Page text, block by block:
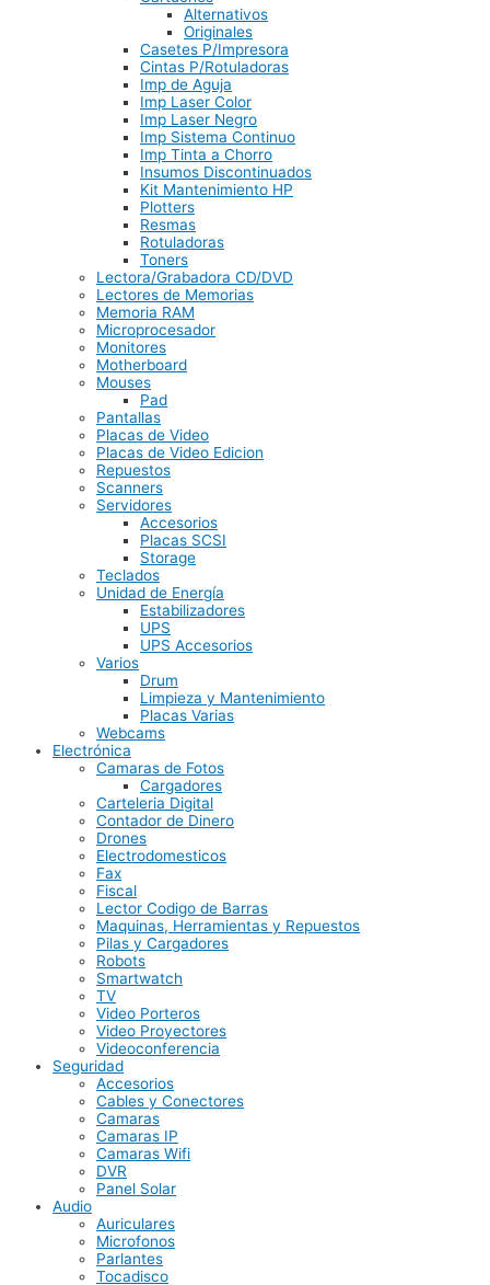
Alternativos
Originales
Casetes P/Impresora
Cintas P/Rotuladoras
Imp de Aguja
Imp Laser Color
Imp Laser Negro
Imp Sistema Continuo
Imp Tinta a Chorro
Insumos Discontinuados
Kit Mantenimiento HP
Plotters
Resmas
Rotuladoras
Toners
Lectora/Grabadora CD/DVD
Lectores de Memorias
Memoria RAM
Microprocesador
Monitores
Motherboard
Mouses
Pad
Pantallas
Placas de Video
Placas de Video Edicion
Repuestos
Scanners
Servidores
Accesorios
Placas SCSI
Storage
Teclados
Unidad de Energía
Estabilizadores
UPS
UPS Accesorios
Varios
Drum
Limpieza y Mantenimiento
Placas Varias
Webcams
Electrónica
Camaras de Fotos
Cargadores
Carteleria Digital
Contador de Dinero
Drones
Electrodomesticos
Fax
Fiscal
Lector Codigo de Barras
Maquinas, Herramientas y Repuestos
Pilas y Cargadores
Robots
Smartwatch
TV
Video Porteros
Video Proyectores
Videoconferencia
Seguridad
Accesorios
Cables y Conectores
Camaras
Camaras IP
Camaras Wifi
DVR
Panel Solar
Audio
Auriculares
Microfonos
Parlantes
Tocadisco